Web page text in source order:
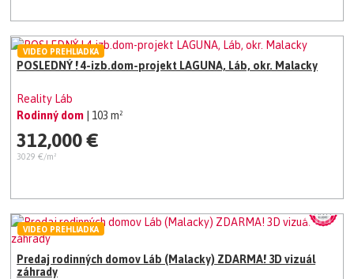
POSLEDNÝ ! 4-izb.dom-projekt LAGUNA, Láb, okr. Malacky
Reality Láb
Rodinný dom
| 103 m²
312,000 €
3029 €/m²
VIDEO PREHLIADKA
Predaj rodinných domov Láb (Malacky) ZDARMA! 3D vizuál
záhrady
VIDEO PREHLIADKA